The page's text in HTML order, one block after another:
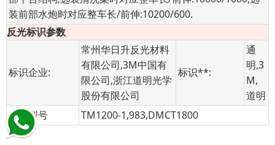
装前部水炮时对应整车长/前伸:10200/600.
反光标识参数
标识企业:
常州华日升反光材料
有限公司,3M中国有
限公司,浙江道明光学
股份有限公司
标识**:
通
明,3
M,
道明
标识型号
TM1200-1,983,DMCT1800